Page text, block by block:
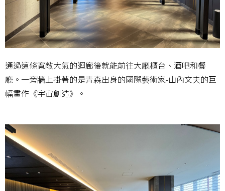
通過這條寬敞大氣的迴廊後就能前往大廳櫃台、酒吧和餐
廳。一旁牆上掛著的是青森出身的國際藝術家-山內文夫的巨
幅畫作《宇宙創造》。